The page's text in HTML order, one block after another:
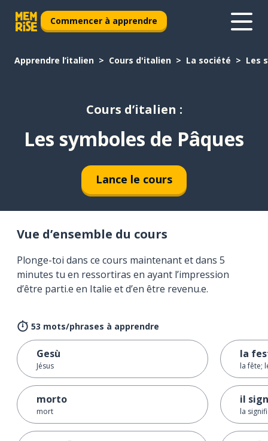
Commencer à apprendre
Apprendre l’italien Cours d'italien La société Les
Cours d’italien :
Les symboles de Pâques
Lance le cours
Vue d’ensemble du cours
Plonge-toi dans ce cours maintenant et dans 5
minutes tu en ressortiras en ayant l’impression
d’être parti.e en Italie et d’en être revenu.e.
53 mots/phrases à apprendre
Gesù
Jésus
morto
mort
la
la fête;
il
la